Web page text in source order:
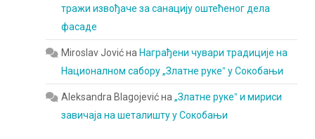
тражи извођаче за санацију оштећеног дела
фасаде
Miroslav Jovićна Награђени чувари традиције на
Националном сабору „Златне рукеˮ у Сокобањи
Aleksandra Blagojevićна„Златне рукеˮ и мириси
завичаја на шеталишту у Сокобањи